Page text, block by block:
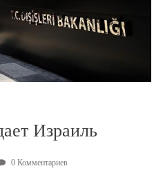
Израиль
0 Комментариев